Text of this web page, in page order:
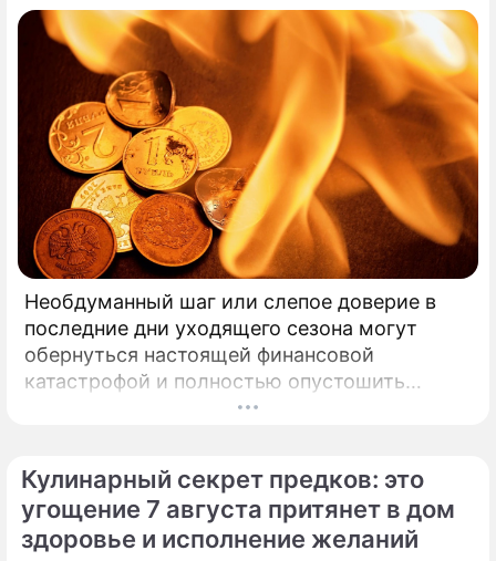
Необдуманный шаг или слепое доверие в
последние дни уходящего сезона могут
обернуться настоящей финансовой
катастрофой и полностью опустошить
кошелек. Известная шаманка и ясновидящая
привык легкомысленно относиться к своим
сбережениям.
Кулинарный секрет предков: это
угощение 7 августа притянет в дом
здоровье и исполнение желаний